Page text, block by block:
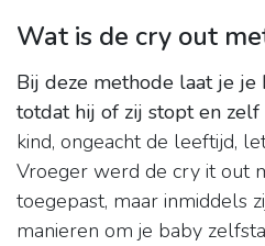
Wat is de cry out
Bij deze methode laat je
totdat hij of zij stopt en zelf
kind, ongeacht de leeftijd,
Vroeger werd de cry it out
toegepast, maar inmiddels
manieren om je baby